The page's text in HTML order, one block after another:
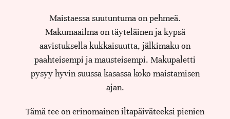
Maistaessa suutuntuma on pehmeä.
Makumaailma on täyteläinen ja kypsä
aavistuksella kukkaisuutta, jälkimaku on
paahteisempi ja mausteisempi. Makupaletti
pysyy hyvin suussa kasassa koko maistamisen
ajan.
Tämä tee on erinomainen iltapäiväteeksi pienien